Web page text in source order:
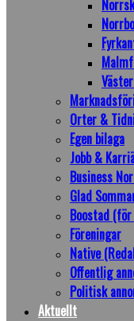
Orter &
Egen bilaga
Jobb &
Business
Glad
Boostad
Föreningar
Native
Offentlig
Politisk
Aktuellt